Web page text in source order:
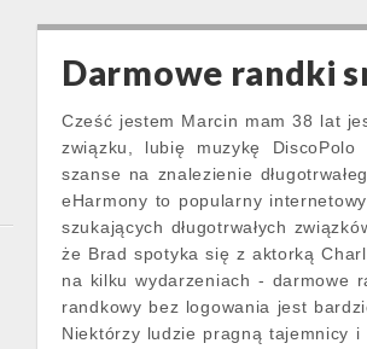
Darmowe randki
Cześć jestem Marcin mam 38 lat
związku, lubię muzykę
szanse na znalezienie
eHarmony to popularny
szukających długotrwałych
że Brad spotyka się z aktorką
na kilku wydarzeniach - darmowe
randkowy bez logowania jest
Niektórzy ludzie pragną tajemnicy